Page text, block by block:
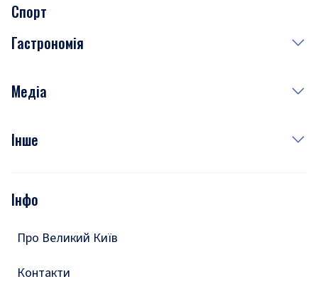
Завтра
Субота
Медицина
Краса
Спорт
Гастрономія
Рецепти
Медіа
Фото
Подкасти
Інше
Тести
Інфо
Про Великий Київ
Контакти